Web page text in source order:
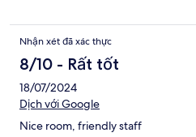
Nhận xét đã xác thực
8/10 - Rất tốt
18/07/2024
Dịch với Google
Nice room, friendly staff